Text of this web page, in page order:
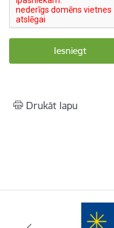
Drukāt lapu